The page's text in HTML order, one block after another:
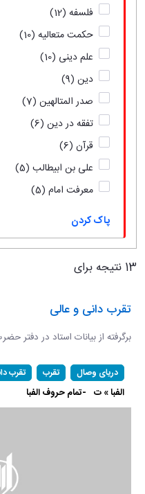
فلسفه (12)
حکمت متعالیه (10)
علم دینی (10)
دین (9)
صدر المتالهین (7)
تفقه در دین (6)
قرآن (6)
علی بن ابیطالب (5)
معرفت امام (5)
پاک کردن
13 نتیجه برای
تقرب دانی و عالی
برگرفته از بیانات استاد در دفتر
دریای وصال تقرب تقرب
الفبا » ت -تمام حروف الفبا